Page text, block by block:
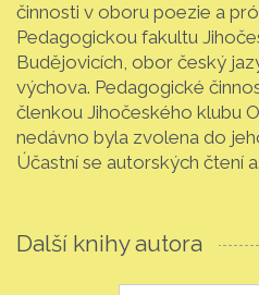
činnosti v oboru poezie a
Pedagogickou fakultu
Budějovicích, obor český
výchova. Pedagogické
členkou Jihočeského klubu
nedávno byla zvolena do
Účastní se autorských čtení
Další knihy autora